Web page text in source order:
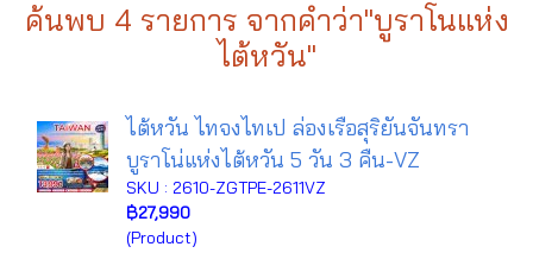
ค้นพบ 4 รายการ จากคำว่า"บูราโนแห่ง
ไต้หวัน"
ไต้หวัน ไทจงไทเป ล่องเรือสุริยันจันทรา
บูราโน่แห่งไต้หวัน 5 วัน 3 คืน-VZ
SKU : 2610-ZGTPE-2611VZ
฿27,990
(Product)